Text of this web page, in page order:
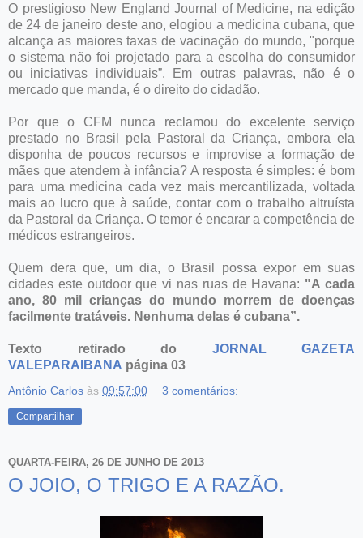
O prestigioso New England Journal of Medicine, na edição
de 24 de janeiro deste ano, elogiou a medicina cubana, que
alcança as maiores taxas de vacinação do mundo, "porque
o sistema não foi projetado para a escolha do consumidor
ou iniciativas individuais”. Em outras palavras, não é o
mercado que manda, é o direito do cidadão.
Por que o CFM nunca reclamou do excelente serviço
prestado no Brasil pela Pastoral da Criança, embora ela
disponha de poucos recursos e improvise a formação de
mães que atendem à infância? A resposta é simples: é bom
para uma medicina cada vez mais mercantilizada, voltada
mais ao lucro que à saúde, contar com o trabalho altruísta
da Pastoral da Criança. O temor é encarar a competência de
médicos estrangeiros.
Quem dera que, um dia, o Brasil possa expor em suas
cidades este outdoor que vi nas ruas de Havana: "A cada
ano, 80 mil crianças do mundo morrem de doenças
facilmente tratáveis. Nenhuma delas é cubana”.
Texto retirado do JORNAL GAZETA
VALEPARAIBANA página 03
Antônio Carlos às 09:57:00 3 comentários:
Compartilhar
QUARTA-FEIRA, 26 DE JUNHO DE 2013
O JOIO, O TRIGO E A RAZÃO.